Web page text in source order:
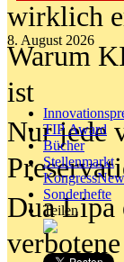
8. August 2026
TIP Award
Bücher
Stellenmarkt
Sonderhefte
Teilen
wirklich
Warum
ist
Nur jede
Dua